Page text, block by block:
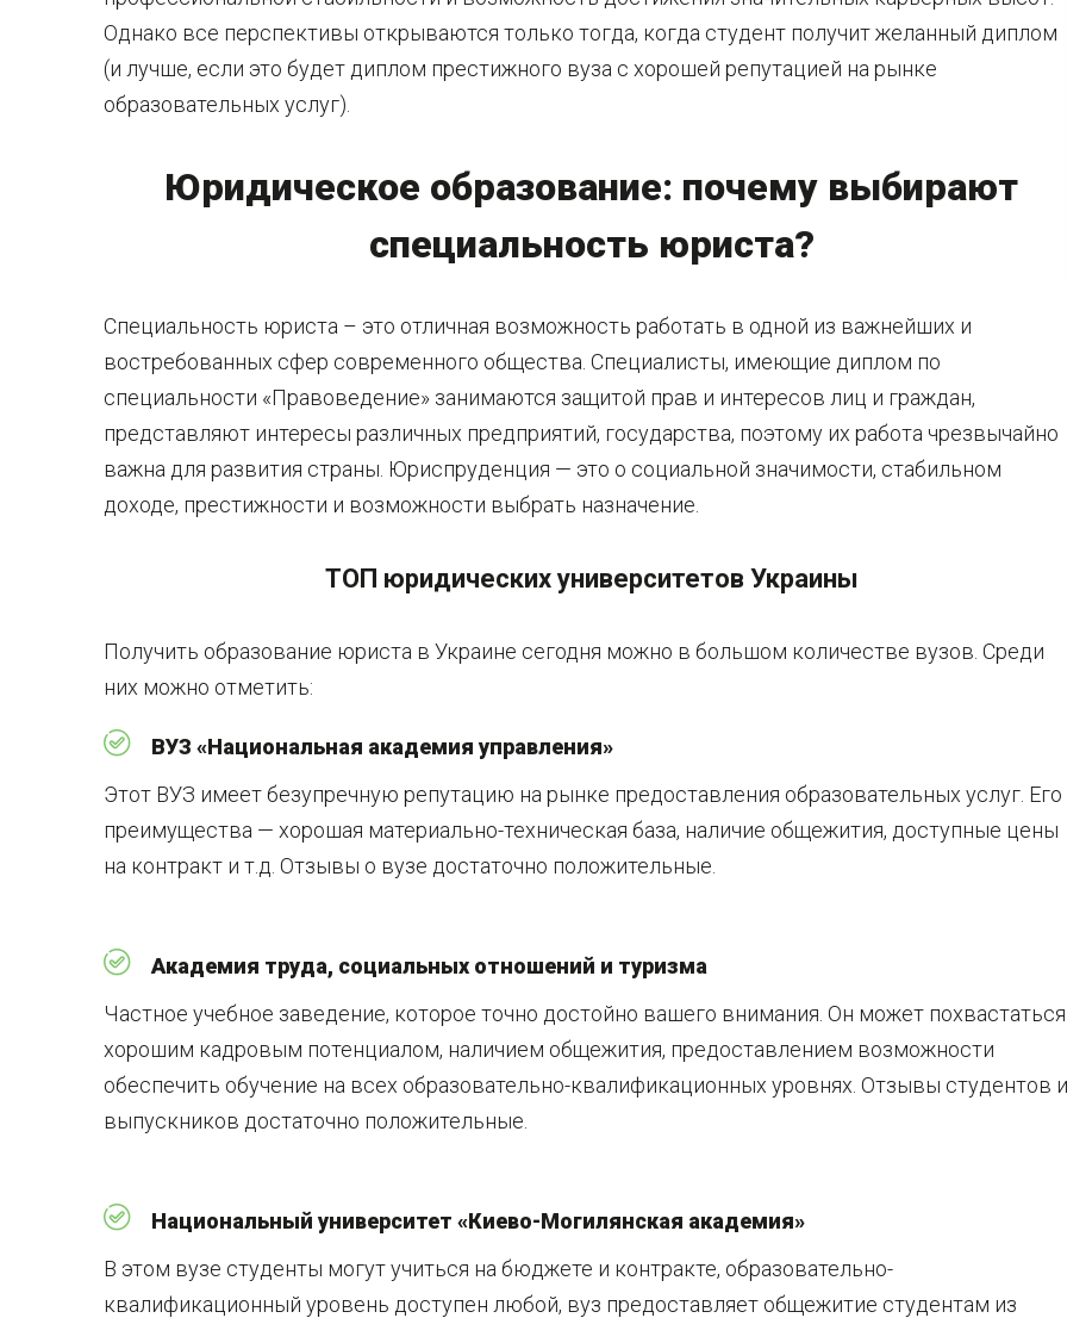
Однако все перспективы открываются только тогда, когда студент получит желанный диплом
(и лучше, если это будет диплом престижного вуза с хорошей репутацией на рынке
образовательных услуг).
Юридическое образование: почему выбирают
специальность юриста?
Специальность юриста – это отличная возможность работать в одной из важнейших и
востребованных сфер современного общества. Специалисты, имеющие диплом по
специальности «Правоведение» занимаются защитой прав и интересов лиц и граждан,
представляют интересы различных предприятий, государства, поэтому их работа чрезвычайно
важна для развития страны. Юриспруденция — это о социальной значимости, стабильном
доходе, престижности и возможности выбрать назначение.
ТОП юридических университетов Украины
Получить образование юриста в Украине сегодня можно в большом количестве вузов. Среди
них можно отметить:
ВУЗ «Национальная академия управления»
Этот ВУЗ имеет безупречную репутацию на рынке предоставления образовательных услуг. Его
преимущества — хорошая материально-техническая база, наличие общежития, доступные цены
на контракт и т.д. Отзывы о вузе достаточно положительные.
Академия труда, социальных отношений и туризма
Частное учебное заведение, которое точно достойно вашего внимания. Он может похвастаться
хорошим кадровым потенциалом, наличием общежития, предоставлением возможности
обеспечить обучение на всех образовательно-квалификационных уровнях. Отзывы студентов и
выпускников достаточно положительные.
Национальный университет «Киево-Могилянская академия»
В этом вузе студенты могут учиться на бюджете и контракте, образовательно-
квалификационный уровень доступен любой, вуз предоставляет общежитие студентам из